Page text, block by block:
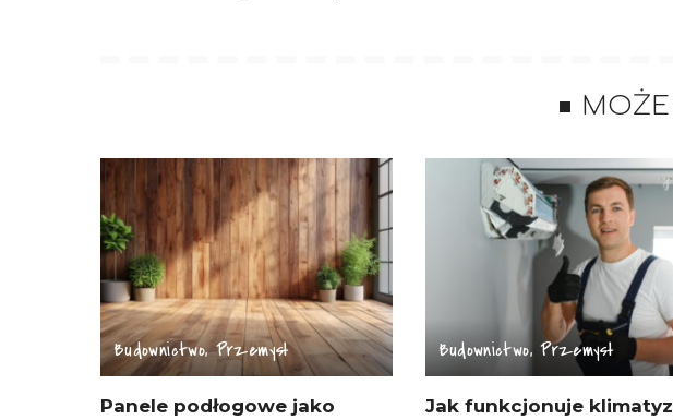
MOŻE
Budownictwo, Przemysł
Panele podłogowe jako
Budownictwo, Przemysł
Jak funkcjonuje